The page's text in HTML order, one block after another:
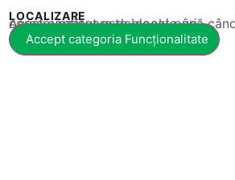
LOCALIZARE
Acest conținut este blocat până când acceptați categoria corespunzătoare de cookie-uri.
Accept categoria Funcționalitate